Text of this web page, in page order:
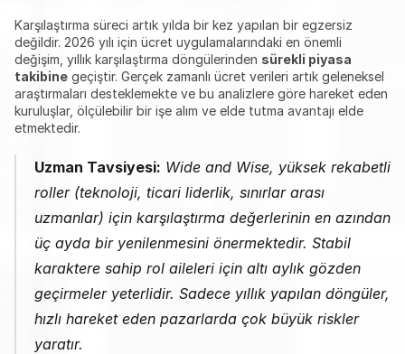
Karşılaştırma süreci artık yılda bir kez yapılan bir egzersiz
değildir. 2026 yılı için ücret uygulamalarındaki en önemli
değişim, yıllık karşılaştırma döngülerinden sürekli piyasa
takibine geçiştir. Gerçek zamanlı ücret verileri artık geleneksel
araştırmaları desteklemekte ve bu analizlere göre hareket eden
kuruluşlar, ölçülebilir bir işe alım ve elde tutma avantajı elde
etmektedir.
Uzman Tavsiyesi: Wide and Wise, yüksek rekabetli
roller (teknoloji, ticari liderlik, sınırlar arası
uzmanlar) için karşılaştırma değerlerinin en azından
üç ayda bir yenilenmesini önermektedir. Stabil
karaktere sahip rol aileleri için altı aylık gözden
geçirmeler yeterlidir. Sadece yıllık yapılan döngüler,
hızlı hareket eden pazarlarda çok büyük riskler
yaratır.